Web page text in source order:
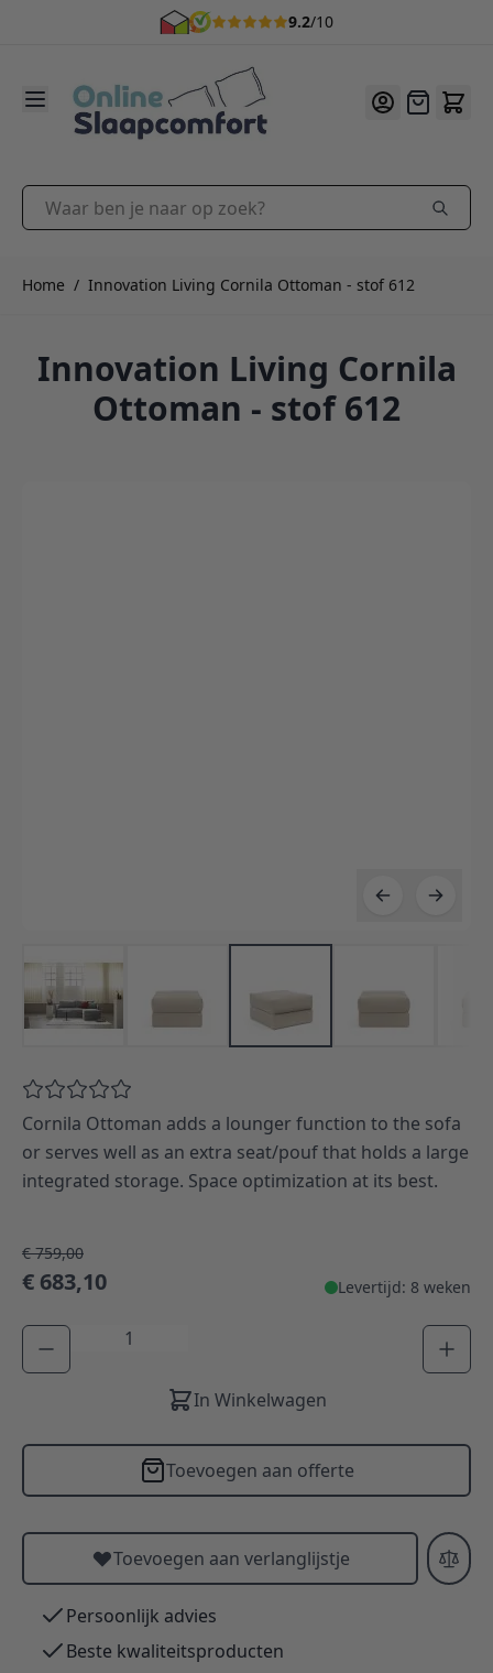
9.2/10
Offerte
Waar ben je naar op zoek?
Home / Innovation Living Cornila Ottoman - stof 612
Innovation Living Cornila
Ottoman - stof 612
Cornila Ottoman adds a lounger function to the sofa
or serves well as an extra seat/pouf that holds a large
integrated storage. Space optimization at its best.
€ 759,00
€ 683,10 Levertijd: 8 weken
Aantal
In Winkelwagen
Toevoegen aan offerte
Toevoegen aan verlanglijstje
Persoonlijk advies
Beste kwaliteitsproducten